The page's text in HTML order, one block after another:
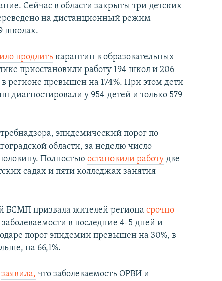
Сейчас в области закрыты три детских
на дистанционный режим
школах.
продлить карантин в образовательных
приостановили работу 194 школ и 206
регионе превышен на 174%. При этом дети
диагностировали у 954 детей и только 579
эпидемический порог по
области, за неделю число
Полностьюостановили работу две
садах и пяти колледжах занятия
БСМП призвала жителей регионасрочно
в последние 4-5 дней и
порог эпидемии превышен на 30%, в
на 66,1%.
заявила, что заболеваемость ОРВИ и